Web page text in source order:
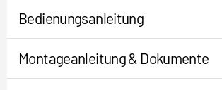
Bedienungsanleitung
Montageanleitung & Dokumente